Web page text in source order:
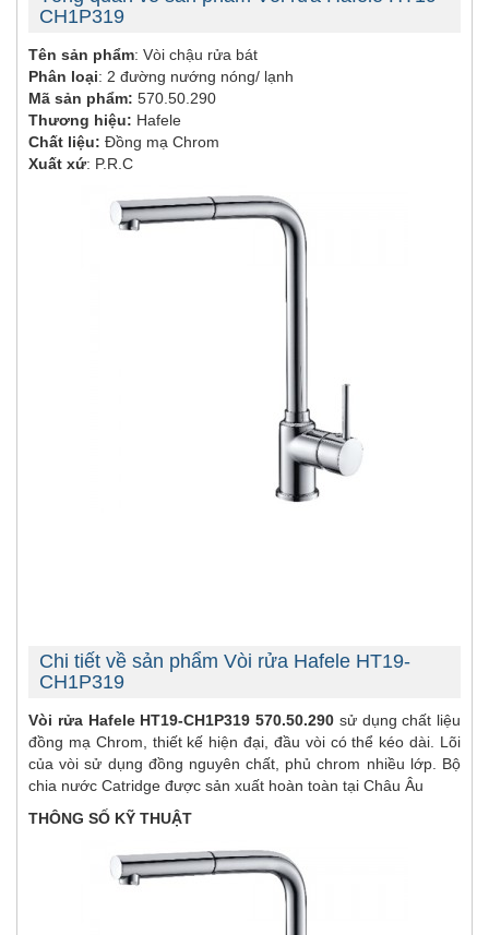
CH1P319
Tên sản phẩm: Vòi chậu rửa bát
Phân loại: 2 đường nướng nóng/ lạnh
Mã sản phẩm: 570.50.290
Thương hiệu: Hafele
Chất liệu: Đồng mạ Chrom
Xuất xứ: P.R.C
Chi tiết về sản phẩm Vòi rửa Hafele HT19-
CH1P319
Vòi rửa Hafele HT19-CH1P319 570.50.290 sử dụng chất liệu
đồng mạ Chrom, thiết kế hiện đại, đầu vòi có thể kéo dài. Lõi
của vòi sử dụng đồng nguyên chất, phủ chrom nhiều lớp. Bộ
chia nước Catridge được sản xuất hoàn toàn tại Châu Âu
THÔNG SỐ KỸ THUẬT